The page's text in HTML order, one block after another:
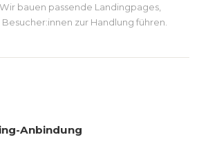
bauen passende Landingpages,
zur Handlung führen.
Anbindung